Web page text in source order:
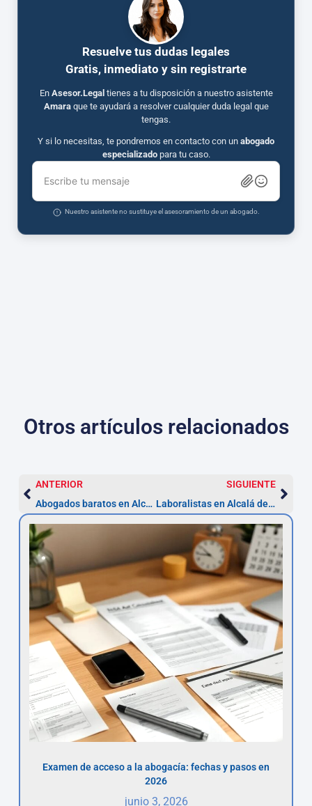
Resuelve tus dudas legales
Gratis, inmediato y sin registrarte
En Asesor.Legal tienes a tu disposición a nuestro asistente
Amaraque te ayudará a resolver cualquier duda legal que
tengas.
Y si lo necesitas, te pondremos en contacto con un abogado
especializadopara tu caso.
Escribe tu mensaje
Nuestro asistente no sustituye el asesoramiento de un abogado.
Otros artículos relacionados
ANTERIOR
Abogados baratos en Alcalá: compara y ahorra (plazo 5 años)
SIGUIENTE
Laboralistas en Alcalá de Henares: reclama en 20 días
Examen de acceso a la abogacía: fechas y pasos en
2026
junio 3, 2026